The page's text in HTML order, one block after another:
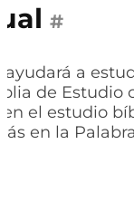
#
ayudará a
de Estudio
el estudio
en la